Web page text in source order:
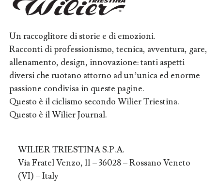
Un raccoglitore di storie e di emozioni.
Racconti di professionismo, tecnica, avventura, gare,
allenamento, design, innovazione: tanti aspetti
diversi che ruotano attorno ad un’unica ed enorme
passione condivisa in queste pagine.
Questo è il ciclismo secondo Wilier Triestina.
Questo è il Wilier Journal.
WILIER TRIESTINA S.P.A.
Via Fratel Venzo, 11 – 36028 – Rossano Veneto
(VI) – Italy